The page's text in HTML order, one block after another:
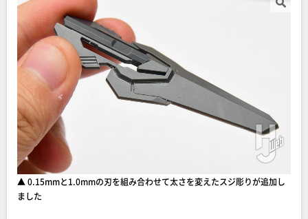
▲ 0.15mmと1.0mmの刃を組み合わせて太さを変えたスジ彫りが追加し
ました